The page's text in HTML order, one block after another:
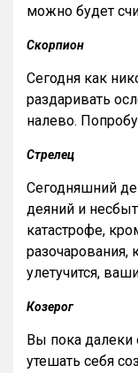
можно будет
Скорпион
Сегодня как
раздаривать
налево.
Стрелец
Сегодняшний
деяний и
катастрофе,
разочарования,
улетучится,
Козерог
Вы пока
утешать себя